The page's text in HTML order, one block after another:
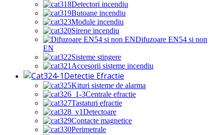
Detectori incendiu
Butoane incendiu
Module incendiu
Sirene incendiu
Difuzoare EN54 si non
EN
Sisteme stingere
Accesorii sisteme incendiu
Detectie Efractie
Kituri sisteme de alarma
Centrale efractie
Tastaturi efractie
Detectoare
Contacte magnetice
Perimetrale